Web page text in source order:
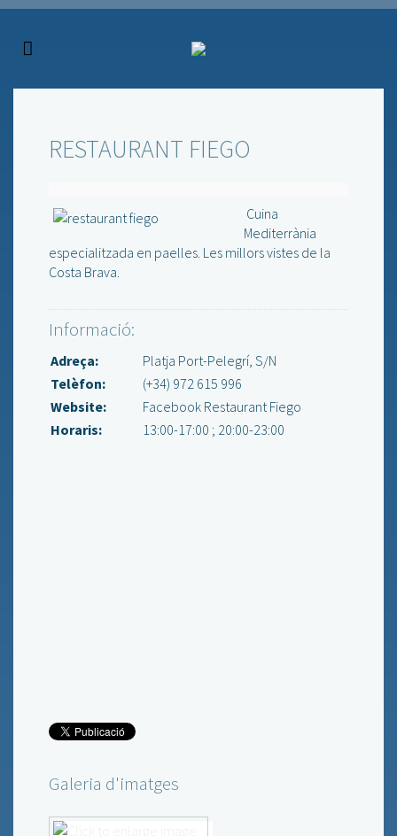
RESTAURANT FIEGO
Cuina
Mediterrània
especialitzada en paelles. Les millors vistes de la
Costa Brava.
Informació:
Adreça:
Platja Port-Pelegrí, S/N
Telèfon:
(+34) 972 615 996
Website:
Facebook Restaurant Fiego
Horaris:
13:00-17:00 ; 20:00-23:00
Galeria d'imatges